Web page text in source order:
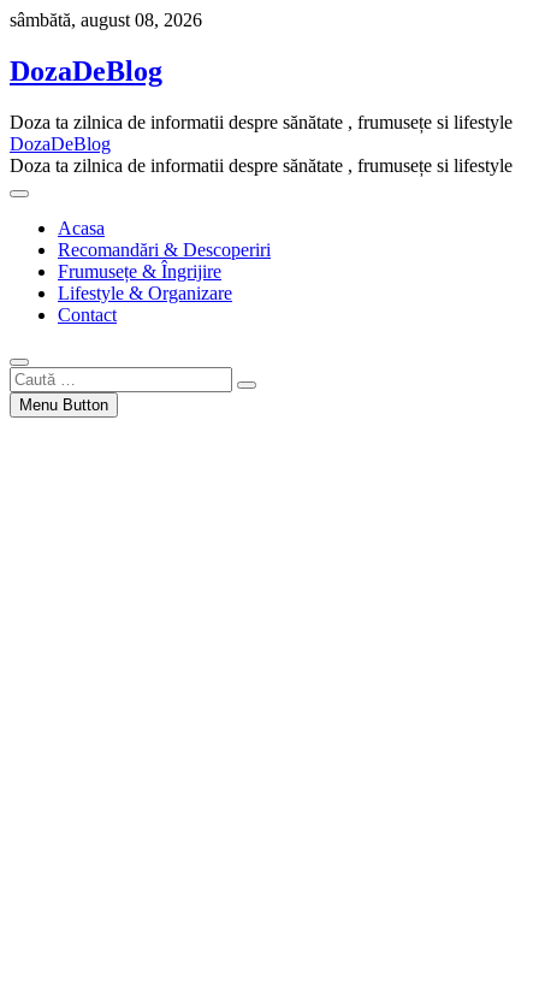
Skip
content
sâmbătă, august 08, 2026
DozaDeBlog
Doza ta zilnica de informatii despre sănătate , frumusețe si lifestyle
DozaDeBlog
Doza ta zilnica de informatii despre sănătate , frumusețe si lifestyle
Acasa
Recomandări & Descoperiri
Frumusețe & Îngrijire
Lifestyle & Organizare
Contact
Caută
…Menu Button